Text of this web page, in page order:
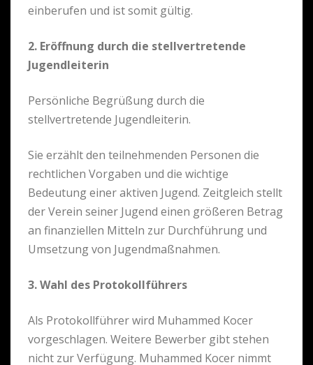
einberufen und ist somit gültig.
2. Eröffnung durch die stellvertretende
Jugendleiterin
Persönliche Begrüßung durch die
stellvertretende Jugendleiterin.
Sie erzählt den teilnehmenden Personen die
rechtlichen Vorgaben und die wichtige
Bedeutung einer aktiven Jugend. Zeitgleich stellt
der Verein seiner Jugend einen größeren Betrag
an finanziellen Mitteln zur Durchführung und
Umsetzung von Jugendmaßnahmen.
3. Wahl des Protokollführers
Als Protokollführer wird Muhammed Kocer
vorgeschlagen. Weitere Bewerber gibt stehen
nicht zur Verfügung. Muhammed Kocer nimmt